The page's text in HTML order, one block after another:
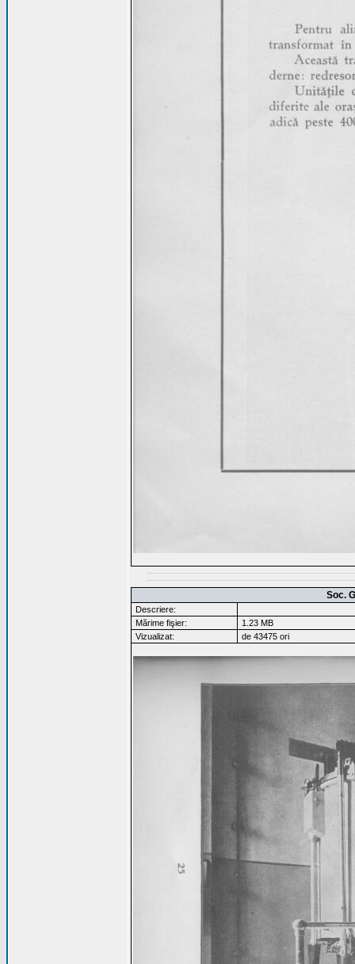
Soc.
Descriere:
Mărime fişier:
1.23 MB
Vizualizat:
de 43475 ori